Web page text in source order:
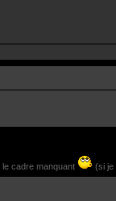
cadre manquant (si je